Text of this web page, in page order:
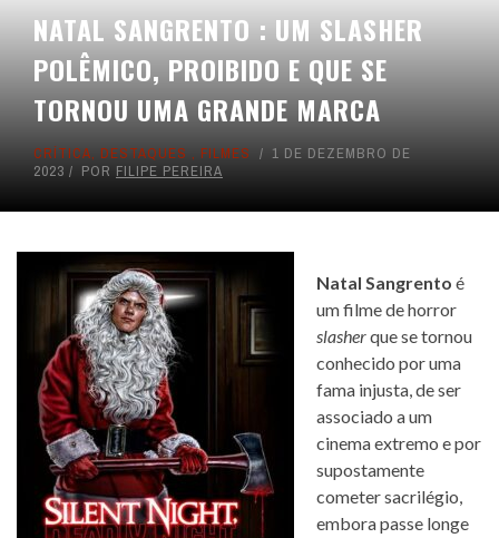
NATAL SANGRENTO : UM SLASHER
POLÊMICO, PROIBIDO E QUE SE
TORNOU UMA GRANDE MARCA
CRÍTICA, DESTAQUES , FILMES
1 DE DEZEMBRO DE
2023
POR FILIPE PEREIRA
Natal Sangrento é
um filme de horror
slasherque se tornou
conhecido por uma
fama injusta, de ser
associado a um
cinema extremo e por
supostamente
cometer sacrilégio,
embora passe longe